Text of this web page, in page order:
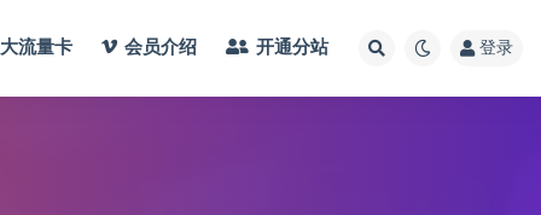
大流量卡 会员介绍 开通分站 登录